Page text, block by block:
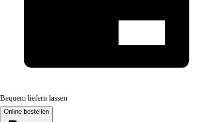
Bequem liefern lassen
Online bestellen